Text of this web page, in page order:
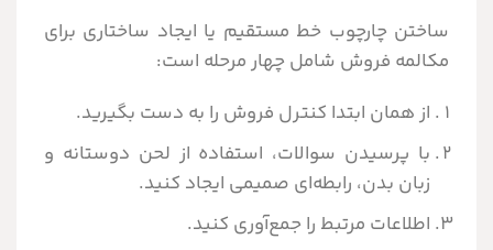
ساختن چارچوب خط مستقیم یا ایجاد ساختاری برای
مکالمه فروش شامل چهار مرحله است:
از همان ابتدا کنترل فروش را به دست بگیرید.
با پرسیدن سوالات، استفاده از لحن دوستانه و
زبان بدن، رابطه‌ای صمیمی ایجاد کنید.
اطلاعات مرتبط را جمع‌آوری کنید.